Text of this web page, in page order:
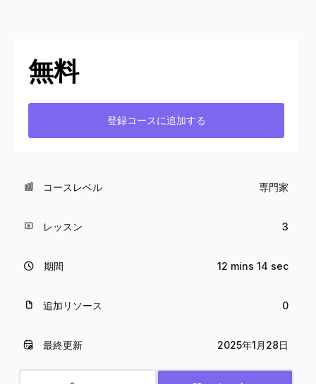
無料
登録コースに追加する
コースレベル 専門家
レッスン 3
期間 12 mins 14 sec
追加リソース 0
最終更新 2025年1月28日